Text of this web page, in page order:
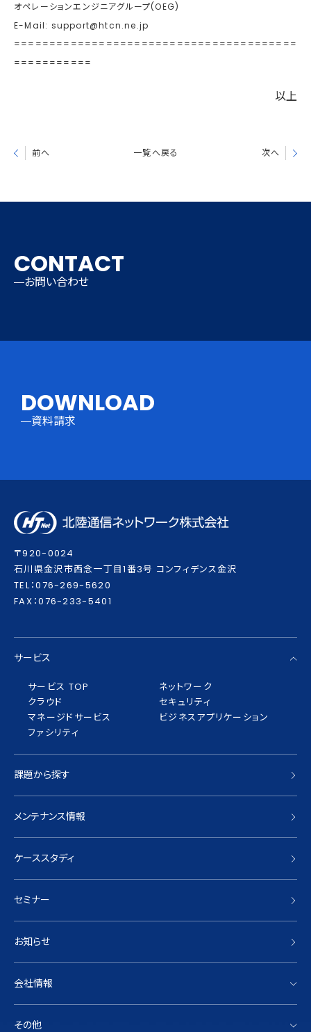
オペレーションエンジニアグループ(OEG)
E-Mail: support@htcn.ne.jp
========================================
===========
以上
前へ 一覧へ戻る 次へ
CONTACT
お問い合わせ
DOWNLOAD
資料請求
〒920-0024
⽯川県⾦沢市⻄念⼀丁⽬1番3号 コンフィデンス⾦沢
TEL：076-269-5620
FAX：076-233-5401
サービス
サービス TOP
ネットワーク
クラウド
セキュリティ
マネージドサービス
ビジネスアプリケーション
ファシリティ
課題から探す
メンテナンス情報
ケーススタディ
セミナー
お知らせ
会社情報
その他